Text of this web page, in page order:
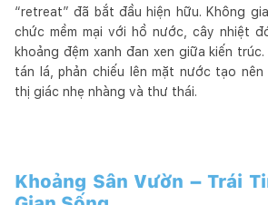
“retreat” đã bắt đầu hiện hữu. Không
chức mềm mại với hồ nước, cây nhiệt
khoảng đệm xanh đan xen giữa kiến
tán lá, phản chiếu lên mặt nước tạo
thị giác nhẹ nhàng và thư thái.
Khoảng Sân Vườn – Trái